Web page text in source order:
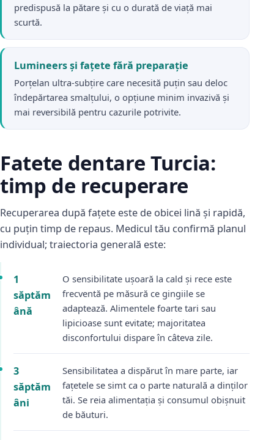
predispusă la pătare și cu o durată de viață mai
scurtă.
Lumineers și fațete fără preparație
Porțelan ultra-subțire care necesită puțin sau deloc
îndepărtarea smalțului, o opțiune minim invazivă și
mai reversibilă pentru cazurile potrivite.
Fatete dentare Turcia:
timp de recuperare
Recuperarea după fațete este de obicei lină și rapidă,
cu puțin timp de repaus. Medicul tău confirmă planul
individual; traiectoria generală este:
1
săptăm
ână
O sensibilitate ușoară la cald și rece este
frecventă pe măsură ce gingiile se
adaptează. Alimentele foarte tari sau
lipicioase sunt evitate; majoritatea
disconfortului dispare în câteva zile.
3
săptăm
âni
Sensibilitatea a dispărut în mare parte, iar
fațetele se simt ca o parte naturală a dinților
tăi. Se reia alimentația și consumul obișnuit
de băuturi.